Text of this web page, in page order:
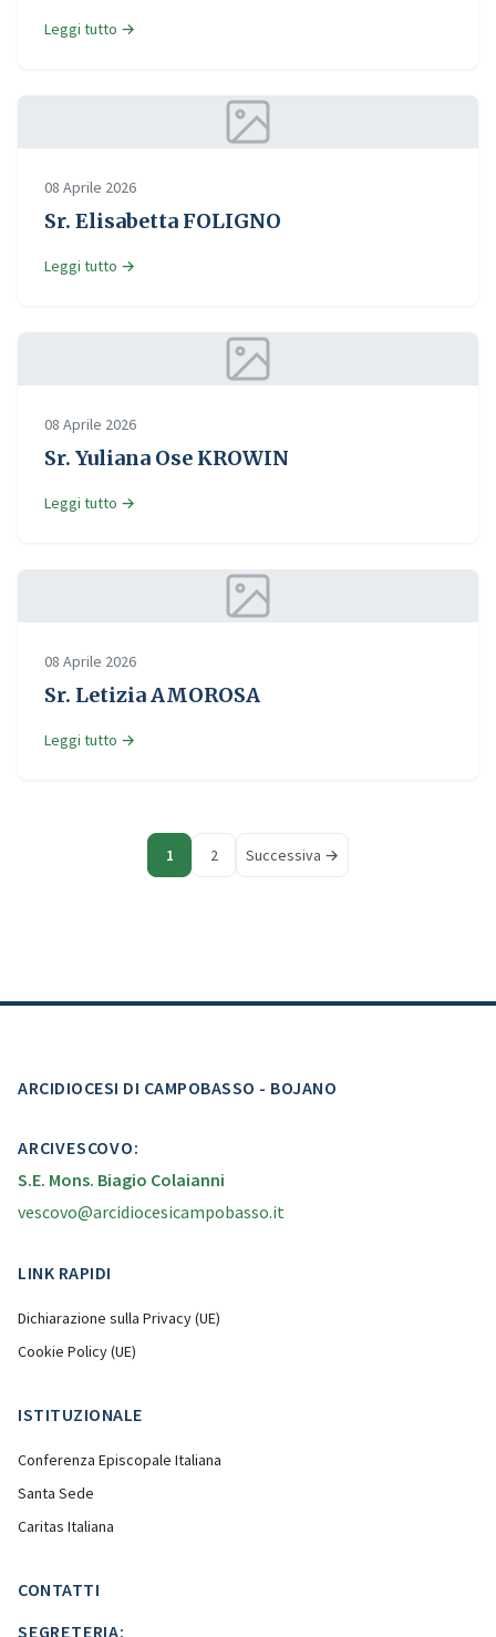
Leggi tutto →
08 Aprile 2026
Sr. Elisabetta FOLIGNO
Leggi tutto →
08 Aprile 2026
Sr. Yuliana Ose KROWIN
Leggi tutto →
08 Aprile 2026
Sr. Letizia AMOROSA
Leggi tutto →
1 2 Successiva →
ARCIDIOCESI DI CAMPOBASSO - BOJANO
ARCIVESCOVO:
S.E. Mons. Biagio Colaianni
vescovo@arcidiocesicampobasso.it
LINK RAPIDI
Dichiarazione sulla Privacy (UE)
Cookie Policy (UE)
ISTITUZIONALE
Conferenza Episcopale Italiana
Santa Sede
Caritas Italiana
CONTATTI
SEGRETERIA: